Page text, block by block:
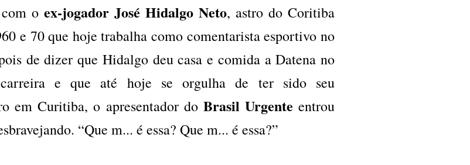
com o ex-jogador José Hidalgo Neto, astro do Coritiba
e 70 que hoje trabalha como comentarista esportivo no
de dizer que Hidalgo deu casa e comida a Datena no
e que até hoje se orgulha de ter sido seu
em Curitiba, o apresentador do Brasil Urgente entrou
“Que m... é essa? Que m... é essa?”